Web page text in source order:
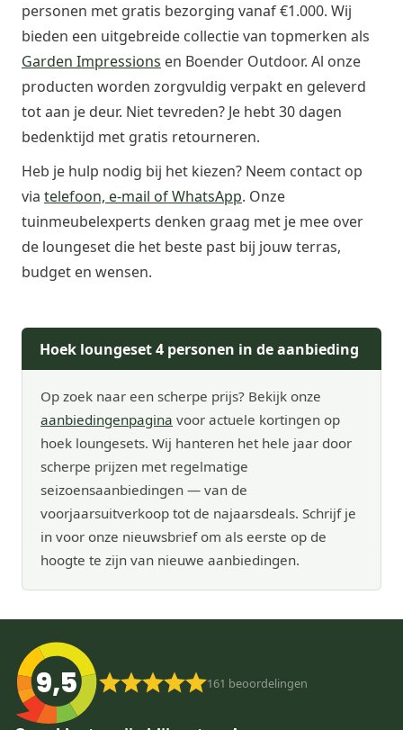
personen met gratis bezorging vanaf €1.000. Wij
bieden een uitgebreide collectie van topmerken als
Garden Impressions en Boender Outdoor. Al onze
producten worden zorgvuldig verpakt en geleverd
tot aan je deur. Niet tevreden? Je hebt 30 dagen
bedenktijd met gratis retourneren.
Heb je hulp nodig bij het kiezen? Neem contact op
via telefoon, e-mail of WhatsApp. Onze
tuinmeubelexperts denken graag met je mee over
de loungeset die het beste past bij jouw terras,
budget en wensen.
Hoek loungeset 4 personen in de aanbieding
Op zoek naar een scherpe prijs? Bekijk onze
aanbiedingenpagina voor actuele kortingen op
hoek loungesets. Wij hanteren het hele jaar door
scherpe prijzen met regelmatige
seizoensaanbiedingen — van de
voorjaarsuitverkoop tot de najaarsdeals. Schrijf je
in voor onze nieuwsbrief om als eerste op de
hoogte te zijn van nieuwe aanbiedingen.
9,5 161 beoordelingen